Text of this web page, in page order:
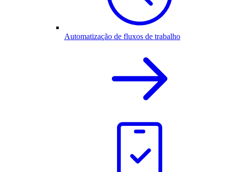
Automatização de fluxos de trabalho